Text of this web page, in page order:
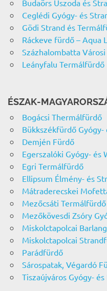
Budaörs Uszoda és
Ceglédi Gyógy- és
Gödi Strand és
Ráckeve fürdő – Aqua
Százhalombatta
Leányfalu Termálfürdő
ÉSZAK-
Bogácsi Thermálfürdő
Bükkszékfürdő
Demjén Fürdő
Egerszalóki Gyógy- és
Egri Termálfürdő
Ellipsum Élmény- és
Mátraderecskei
Mezőcsáti Termálfürdő
Mezőkövesdi Zsóry
Miskolctapolcai
Miskolctapolcai
Parádfürdő
Sárospatak, Végardó
Tiszaújváros Gyógy-